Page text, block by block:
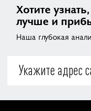
Хотите
лучше и
Наша глубокая